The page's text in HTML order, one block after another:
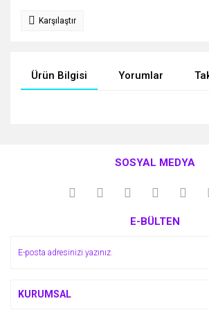
Karşılaştır
Ürün Bilgisi Yorumlar
kullanarak tarafımıza iletebilirsiniz.
Görüş ve önerileriniz için teşekkür ederiz.
Ürün açıklamasında eksik bilgiler bulunuyor.
SOSYAL MEDYA
E-BÜLTEN
KURUMSAL